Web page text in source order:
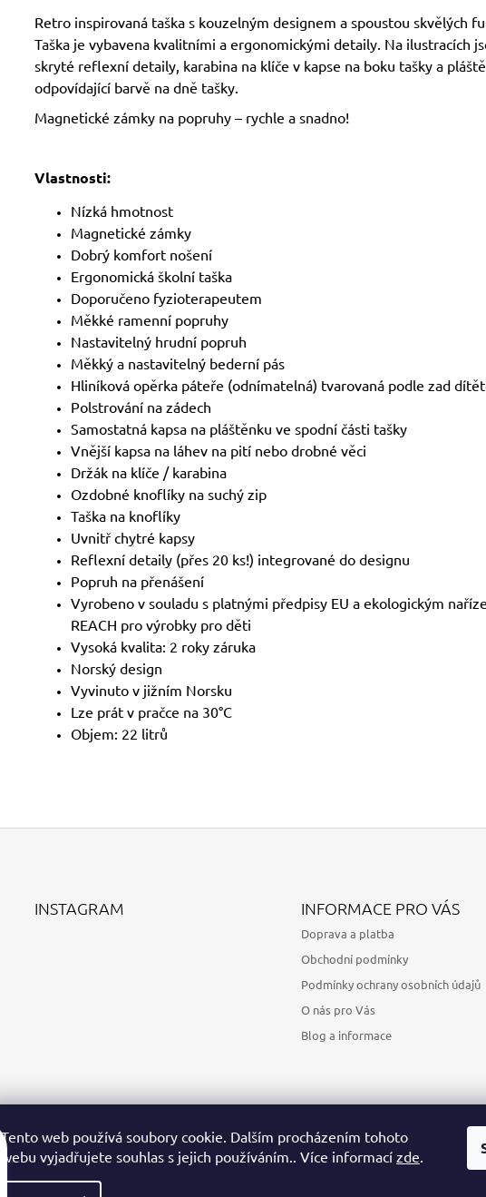
Tento web používá soubory cookie. Dalším procházením tohoto
webu vyjadřujete souhlas s jejich používáním.. Více informací zde.
Retro inspirovaná taška s kouzelným designem a spoustou skvělých
Taška je vybavena kvalitními a ergonomickými detaily. Na ilustracích
skryté reflexní detaily, karabina na klíče v kapse na boku tašky a
odpovídající barvě na dně tašky.
Magnetické zámky na popruhy – rychle a snadno!
Vlastnosti:
Nízká hmotnost
Magnetické zámky
Dobrý komfort nošení
Ergonomická školní taška
Doporučeno fyzioterapeutem
Měkké ramenní popruhy
Nastavitelný hrudní popruh
Měkký a nastavitelný bederní pás
Hliníková opěrka páteře (odnímatelná) tvarovaná podle zad
Polstrování na zádech
Samostatná kapsa na pláštěnku ve spodní části tašky
Vnější kapsa na láhev na pití nebo drobné věci
Držák na klíče / karabina
Ozdobné knoflíky na suchý zip
Taška na knoflíky
Uvnitř chytré kapsy
Reflexní detaily (přes 20 ks!) integrované do designu
Popruh na přenášení
Vyrobeno v souladu s platnými předpisy EU a ekologickým
REACH pro výrobky pro děti
Vysoká kvalita: 2 roky záruka
Norský design
Vyvinuto v jižním Norsku
Lze prát v pračce na 30°C
Objem: 22 litrů
INSTAGRAM
Sledovat na Instagramu
INFORMACE PRO VÁS
Doprava a platba
Obchodní podmínky
Podmínky ochrany osobních údajů
O nás pro Vás
Blog a informace